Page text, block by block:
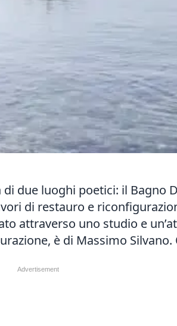
due luoghi poetici: il Bagno
di restauro e
attraverso uno studio e
è di Massimo Silvano.